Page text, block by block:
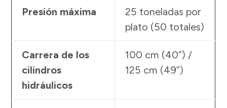
Presión máxima
25 toneladas por
plato (50 totales)
Carrera de los
cilindros
hidráulicos
100 cm (40”) /
125 cm (49”)